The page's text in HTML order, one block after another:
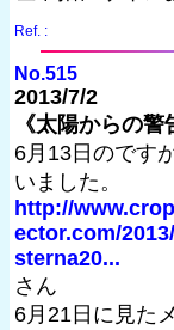
Ref. :
No.515
2013/7/2
《太陽からの警
6月13日のです
いました。
http://
ector.com/
sterna20...
さん
6月21日に見た